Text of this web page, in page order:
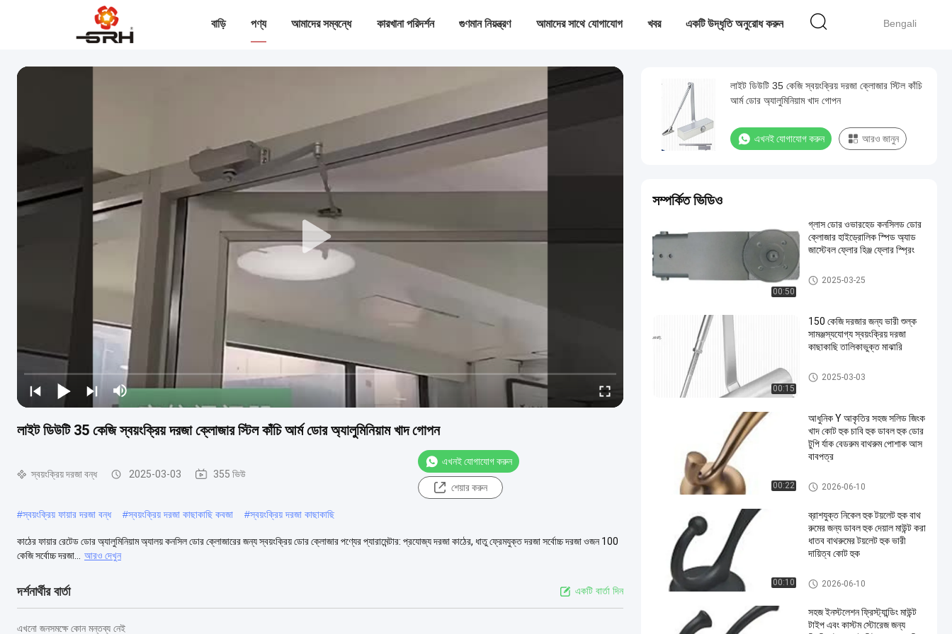
Bengali
বাড়ি পণ্য আমাদের সম্বন্ধে কারখানা পরিদর্শন গুণমান নিয়ন্ত্রণ আমাদের সাথে যোগাযোগ খবর একটি উদ্ধৃতি অনুরোধ করুন
লাইট ডিউটি ​​35 কেজি স্বয়ংক্রিয় দরজা ক্লোজার স্টিল কাঁচি আর্ম ডোর অ্যালুমিনিয়াম খাদ গোপন
স্বয়ংক্রিয় দরজা বন্ধ 2025-03-03 355 ভিউ
এখনই যোগাযোগ করুন
শেয়ার করুন
#স্বয়ংক্রিয় ফায়ার দরজা বন্ধ #স্বয়ংক্রিয় দরজা কাছাকাছি কবজা #স্বয়ংক্রিয় দরজা কাছাকাছি
কাঠের ফায়ার রেটেড ডোর অ্যালুমিনিয়াম অ্যালয় কনসিল ডোর ক্লোজারের জন্য স্বয়ংক্রিয় ডোর ক্লোজার পণ্যের প্যারামেন্টার: প্রযোজ্য দরজা কাঠের, ধাতু ফ্রেমযুক্ত দরজা সর্বোচ্চ দরজা ওজন 100
কেজি সর্বোচ্চ দরজা...
আরও দেখুন
দর্শনার্থীর বার্তা একটি বার্তা দিন
এখনো জনসমক্ষে কোন মন্তব্য নেই
লাইট ডিউটি ​​35 কেজি স্বয়ংক্রিয় দরজা ক্লোজার স্টিল কাঁচি
আর্ম ডোর অ্যালুমিনিয়াম খাদ গোপন
এখনই যোগাযোগ করুন আরও জানুন
সম্পর্কিত ভিডিও
00:50
গ্লাস ডোর ওভারহেড কনসিলড ডোর
ক্লোজার হাইড্রোলিক স্পিড অ্যাড
জাস্টেবল ফ্লোর হিঞ্জ ফ্লোর স্প্রিং
স্বয়ংক্রিয় দরজা বন্ধ
2025-03-25
00:15
150 কেজি দরজার জন্য ভারী শুল্ক
সামঞ্জস্যযোগ্য স্বয়ংক্রিয় দরজা
কাছাকাছি তালিকাভুক্ত মাঝারি
স্বয়ংক্রিয় দরজা বন্ধ
2025-03-03
00:22
আধুনিক Y আকৃতির সহজ সলিড জিংক
খাদ কোট হুক চাবি হুক ডাবল হুক ডোর
টুপি র্যাক বেডরুম বাথরুম পোশাক আস
বাবপত্র
আধুনিক পোশাক আনুষাঙ্গিক
2026-06-10
00:10
ব্রাশযুক্ত নিকেল হুক টয়লেট হুক বাথ
রুমের জন্য ডাবল হুক দেয়াল মাউন্ট করা
ধাতব বাথরুমের টয়লেট হুক ভারী
দায়িত্ব কোট হুক
আধুনিক পোশাক আনুষাঙ্গিক
2026-06-10
সহজ ইনস্টলেশন ফ্রিস্ট্যান্ডিং মাউন্ট
টাইপ এবং কাস্টম স্টোরেজ জন্য